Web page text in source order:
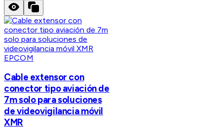
EPCOM
Cable extensor con
conector tipo aviación de
7m solo para soluciones
de videovigilancia móvil
XMR